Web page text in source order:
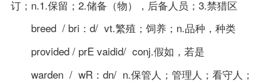
订；n.1.保留；2.储备（物），后备人员；3.禁猎区
breed / bri：d/ vt.繁殖；饲养；n.品种，种类
provided / prE vaidid/ conj.假如，若是
warden / wR：dn/ n.保管人；管理人；看守人；